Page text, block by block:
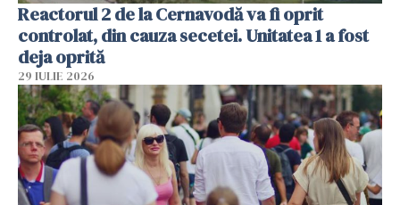
Reactorul 2 de la Cernavodă va fi oprit
controlat, din cauza secetei. Unitatea 1 a fost
deja oprită
29 IULIE 2026